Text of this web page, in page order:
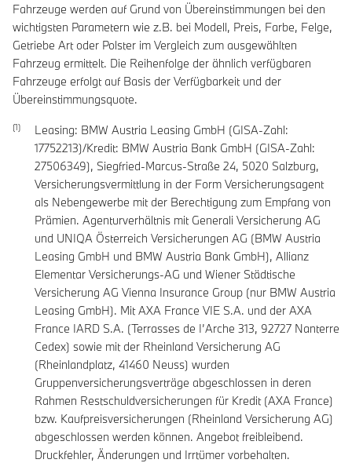
Fahrzeuge werden auf Grund von Übereinstimmungen bei den
wichtigsten Parametern wie z.B. bei Modell, Preis, Farbe, Felge,
Getriebe Art oder Polster im Vergleich zum ausgewählten
Fahrzeug ermittelt. Die Reihenfolge der ähnlich verfügbaren
Fahrzeuge erfolgt auf Basis der Verfügbarkeit und der
Übereinstimmungsquote.
Leasing: BMW Austria Leasing GmbH (GISA-Zahl:
17752213)/Kredit: BMW Austria Bank GmbH (GISA-Zahl:
27506349), Siegfried-Marcus-Straße 24, 5020 Salzburg,
Versicherungsvermittlung in der Form Versicherungsagent
als Nebengewerbe mit der Berechtigung zum Empfang von
Prämien. Agenturverhältnis mit Generali Versicherung AG
und UNIQA Österreich Versicherungen AG (BMW Austria
Leasing GmbH und BMW Austria Bank GmbH), Allianz
Elementar Versicherungs-AG und Wiener Städtische
Versicherung AG Vienna Insurance Group (nur BMW Austria
Leasing GmbH). Mit AXA France VIE S.A. und der AXA
France IARD S.A. (Terrasses de I’Arche 313, 92727 Nanterre
Cedex) sowie mit der Rheinland Versicherung AG
(Rheinlandplatz, 41460 Neuss) wurden
Gruppenversicherungsverträge abgeschlossen in deren
Rahmen Restschuldversicherungen für Kredit (AXA France)
bzw. Kaufpreisversicherungen (Rheinland Versicherung AG)
abgeschlossen werden können. Angebot freibleibend.
Druckfehler, Änderungen und Irrtümer vorbehalten.